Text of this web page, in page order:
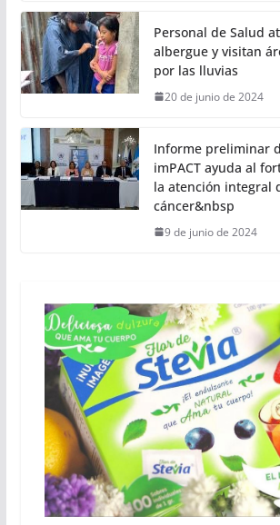
Personal de Salud
albergue y visitan
por las lluvias
20 de junio de 2024
Informe preliminar
imPACT ayuda al
la atención integral
cáncer&nbsp
9 de junio de 2024